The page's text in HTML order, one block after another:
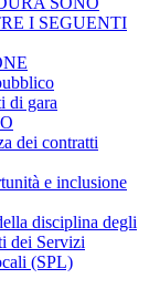
I SEGUENTI
di gara
dei contratti
e inclusione
disciplina degli
dei Servizi
(SPL)